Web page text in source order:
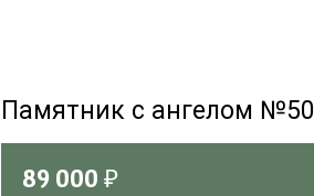
Памятник с ангелом №50
89 000₽